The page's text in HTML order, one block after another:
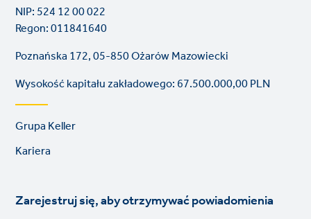
NIP: 524 12 00 022
Regon: 011841640
Poznańska 172, 05-850 Ożarów Mazowiecki
Wysokość kapitału zakładowego: 67.500.000,00 PLN
Footer
links
Grupa Keller
Kariera
Zarejestruj się, aby otrzymywać powiadomienia